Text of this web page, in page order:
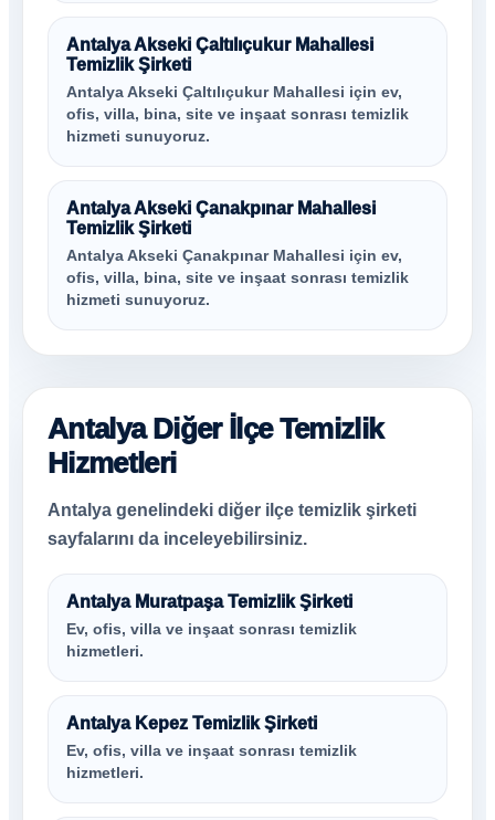
Antalya Akseki Çaltılıçukur Mahallesi
Temizlik Şirketi
Antalya Akseki Çaltılıçukur Mahallesi için ev,
ofis, villa, bina, site ve inşaat sonrası temizlik
hizmeti sunuyoruz.
Antalya Akseki Çanakpınar Mahallesi
Temizlik Şirketi
Antalya Akseki Çanakpınar Mahallesi için ev,
ofis, villa, bina, site ve inşaat sonrası temizlik
hizmeti sunuyoruz.
Antalya Diğer İlçe Temizlik
Hizmetleri
Antalya genelindeki diğer ilçe temizlik şirketi
sayfalarını da inceleyebilirsiniz.
Antalya Muratpaşa Temizlik Şirketi
Ev, ofis, villa ve inşaat sonrası temizlik
hizmetleri.
Antalya Kepez Temizlik Şirketi
Ev, ofis, villa ve inşaat sonrası temizlik
hizmetleri.